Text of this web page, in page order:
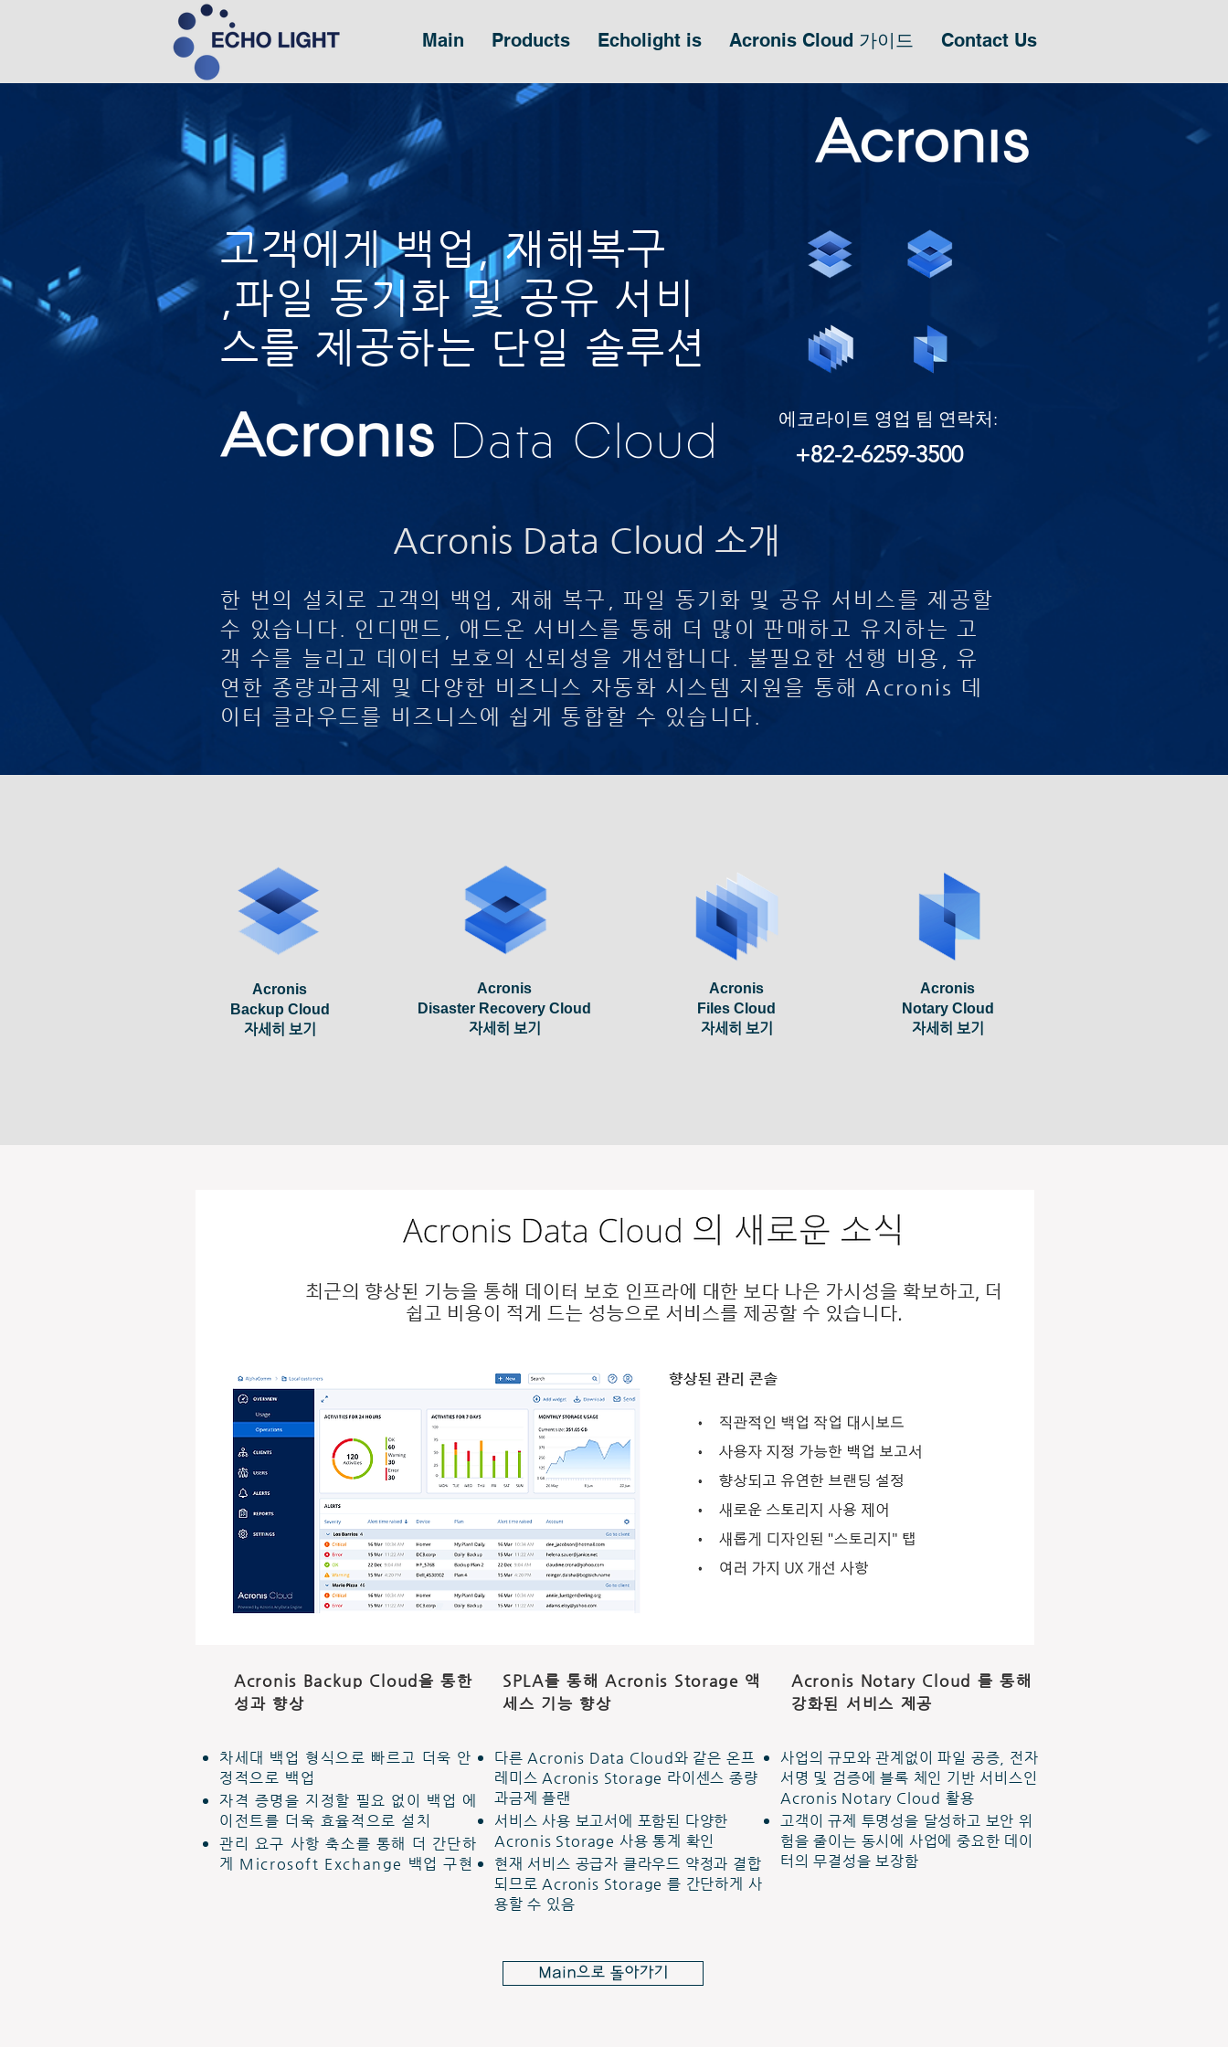
Main Products Echolight is Acronis Cloud 가이드 Contact Us
고객에게 백업, 재해복구
​,파일 동기화 및 공유 서비
스를 제공하는 단일 솔루션
Data Cloud
​에코라이트 영업 팀 연락처:
+82-2-6259-3500
Acronis Data Cloud 소개
한 번의 설치로 고객의 백업, 재해 복구, 파일 동기화 및 공유 서비스를 제공할
수 있습니다. 인디맨드, 애드온 서비스를 통해 더 많이 판매하고 유지하는 고
객 수를 늘리고 데이터 보호의 신뢰성을 개선합니다. 불필요한 선행 비용, 유
연한 종량과금제 및 다양한 비즈니스 자동화 시스템 지원을 통해 Acronis 데
이터 클라우드를 비즈니스에 쉽게 통합할 수 있습니다.
Acronis
Backup Cloud
​자세히 보기
Acronis
Disaster Recovery Cloud
​자세히 보기
Acronis
Files Cloud
​자세히 보기
Acronis
Notary Cloud
​자세히 보기
Acronis Backup Cloud을 통한
성과 향상
SPLA를 통해 Acronis Storage 액
세스 기능 향상
Acronis Notary Cloud 를 통해
강화된 서비스 제공
차세대 백업 형식으로 빠르고 더욱 안
정적으로 백업
자격 증명을 지정할 필요 없이 백업 에
이전트를 더욱 효율적으로 설치
관리 요구 사항 축소를 통해 더 간단하
게 Microsoft Exchange 백업 구현
다른 Acronis Data Cloud와 같은 온프
레미스 Acronis Storage 라이센스 종량
과금제 플랜
서비스 사용 보고서에 포함된 다양한
Acronis Storage 사용 통계 확인
현재 서비스 공급자 클라우드 약정과 결합
되므로 Acronis Storage 를 간단하게 사
용할 수 있음
사업의 규모와 관계없이 파일 공증, 전자
서명 및 검증에 블록 체인 기반 서비스인
Acronis Notary Cloud 활용
고객이 규제 투명성을 달성하고 보안 위
험을 줄이는 동시에 사업에 중요한 데이
터의 무결성을 보장함
Main으로 돌아가기